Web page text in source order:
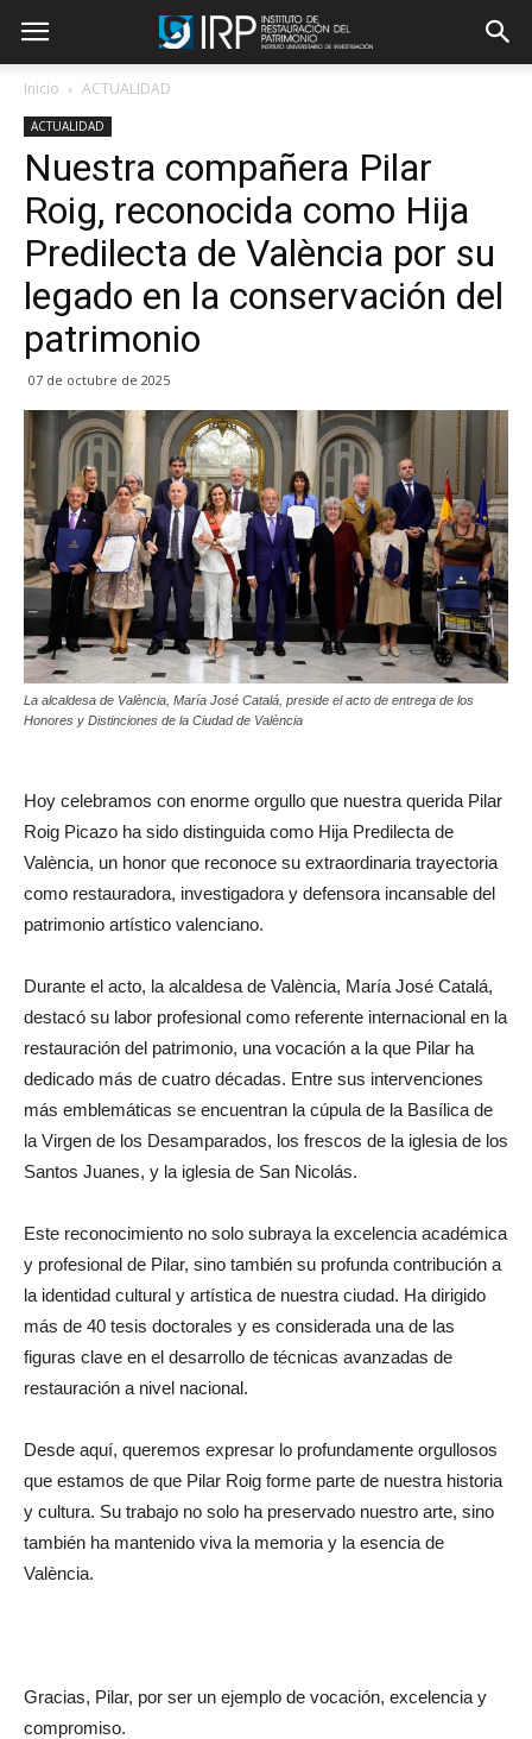
Inicio ACTUALIDAD
ACTUALIDAD
Nuestra compañera Pilar
Roig, reconocida como Hija
Predilecta de València por su
legado en la conservación del
patrimonio
07 de octubre de 2025
La alcaldesa de València, María José Catalá, preside el acto de entrega de los
Honores y Distinciones de la Ciudad de València
Hoy celebramos con enorme orgullo que nuestra querida Pilar
Roig Picazo ha sido distinguida como Hija Predilecta de
València, un honor que reconoce su extraordinaria trayectoria
como restauradora, investigadora y defensora incansable del
patrimonio artístico valenciano.
Durante el acto, la alcaldesa de València, María José Catalá,
destacó su labor profesional como referente internacional en la
restauración del patrimonio, una vocación a la que Pilar ha
dedicado más de cuatro décadas. Entre sus intervenciones
más emblemáticas se encuentran la cúpula de la Basílica de
la Virgen de los Desamparados, los frescos de la iglesia de los
Santos Juanes, y la iglesia de San Nicolás.
Este reconocimiento no solo subraya la excelencia académica
y profesional de Pilar, sino también su profunda contribución a
la identidad cultural y artística de nuestra ciudad. Ha dirigido
más de 40 tesis doctorales y es considerada una de las
figuras clave en el desarrollo de técnicas avanzadas de
restauración a nivel nacional.
Desde aquí, queremos expresar lo profundamente orgullosos
que estamos de que Pilar Roig forme parte de nuestra historia
y cultura. Su trabajo no solo ha preservado nuestro arte, sino
también ha mantenido viva la memoria y la esencia de
València.
Gracias, Pilar, por ser un ejemplo de vocación, excelencia y
compromiso.